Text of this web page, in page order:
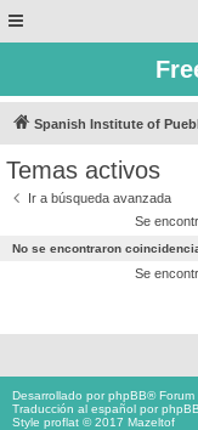
Spanish Institute of
Temas activos
Ir a búsqueda avanzada
Se
No se encontraron
Se
Desarrollado porphpBB® Forum
Traducción al español por
Style proflat © 2017 Mazeltof